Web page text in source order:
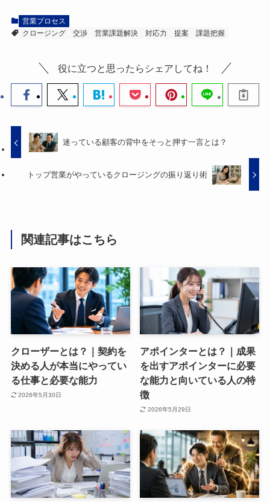
営業プロセス
クロージング
交渉 営業課題解決 対応力 提案 課題把握
役に立つと思ったらシェアしてね！
迷っている顧客の背中をそっと押す一言とは？
トップ営業がやっているクロージングの振り返り術
関連記事はこちら
クローザーとは？｜契約を
決める人が本当にやってい
る仕事と必要な能力
2026年5月30日
アポインターとは？｜成果
を出すアポインターに必要
な能力と向いている人の特
徴
2026年5月29日